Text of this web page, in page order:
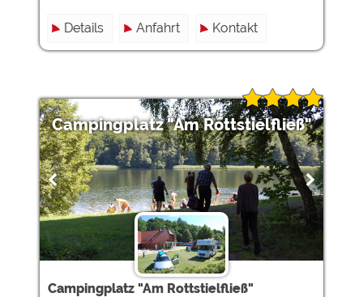
Details Anfahrt Kontakt
Campingplatz "Am Rottstielfließ"
Campingplatz "Am Rottstielfließ"